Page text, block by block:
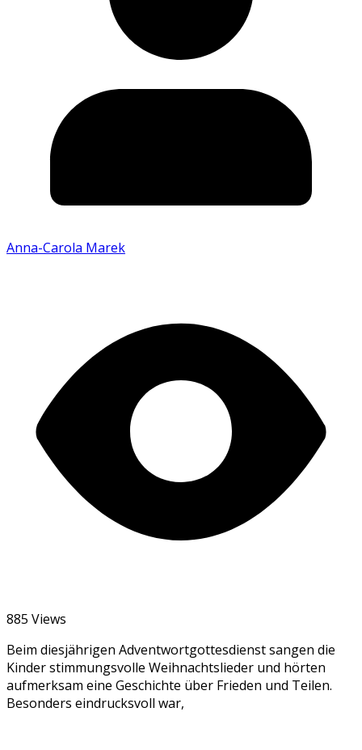
Anna-Carola Marek
885 Views
Beim diesjährigen Adventwortgottesdienst sangen die
Kinder stimmungsvolle Weihnachtslieder und hörten
aufmerksam eine Geschichte über Frieden und Teilen.
Besonders eindrucksvoll war,